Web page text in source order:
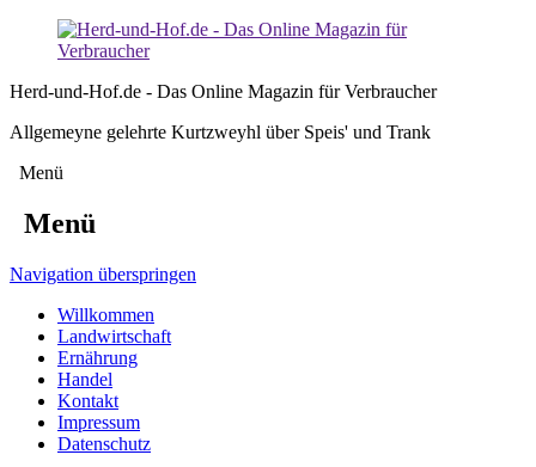
Herd-und-Hof.de - Das Online Magazin für Verbraucher
Allgemeyne gelehrte Kurtzweyhl über Speis' und Trank
Menü
Menü
Navigation überspringen
Willkommen
Landwirtschaft
Ernährung
Handel
Kontakt
Impressum
Datenschutz